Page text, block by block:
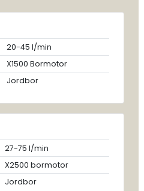
20-45 l/min
X1500 Bormotor
Jordbor
27-75 l/min
X2500 bormotor
Jordbor